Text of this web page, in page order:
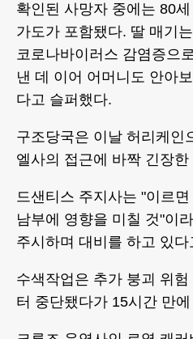
확인된 사망자 중에는 80
가도가 포함됐다. 딸 매기
코로나바이러스 감염증으
낸 데 이어 어머니도 안아
다고 슬퍼했다.
구조당국은 이날 허리케인
엘사의 접근에 바짝 긴장한
드샌티스 주지사는 "이르
남부에 영향을 미칠 것"이
주시하며 대비를 하고 있다
수색작업은 추가 붕괴 위
터 중단됐다가 15시간 만